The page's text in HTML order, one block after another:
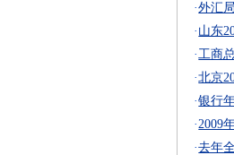
·外汇
· 山东
·工商
·北京
·银行
·2009
·去年